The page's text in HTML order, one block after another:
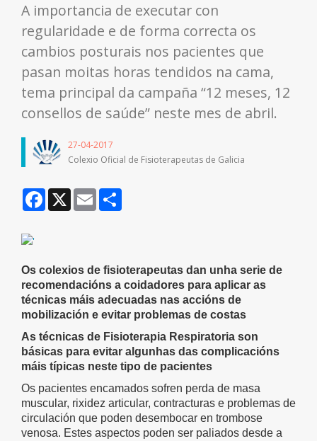
A importancia de executar con
regularidade e de forma correcta os
cambios posturais nos pacientes que
pasan moitas horas tendidos na cama,
tema principal da campaña “12 meses, 12
consellos de saúde” neste mes de abril.
27-04-2017
Colexio Oficial de Fisioterapeutas de Galicia
Facebook
X Email
Os colexios de fisioterapeutas dan unha serie de
recomendacións a coidadores para aplicar as
técnicas máis adecuadas nas accións de
mobilización e evitar problemas de costas
As técnicas de Fisioterapia Respiratoria son
básicas para evitar algunhas das complicacións
máis típicas neste tipo de pacientes
Os pacientes encamados sofren perda de masa
muscular, rixidez articular, contracturas e problemas de
circulación que poden desembocar en trombose
venosa. Estes aspectos poden ser paliados desde a